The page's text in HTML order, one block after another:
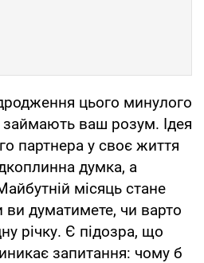
цього минулого
займають ваш розум. Ідея
партнера у своє життя
думка, а
місяць стане
думатимете, чи варто
річку. Є підозра, що
запитання: чому б